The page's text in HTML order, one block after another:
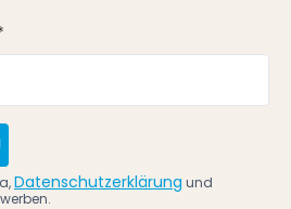
Datenschutzerklärung und